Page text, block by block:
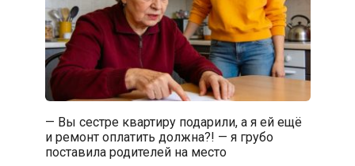
— Вы сестре квартиру подарили, а я ей ещё
и ремонт оплатить должна?! — я грубо
поставила родителей на место